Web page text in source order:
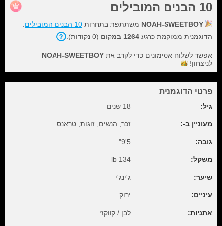
10 הבנים המובילים
NOAH-SWEETBOY משתתפת בתחרות 10 הבנים המובילים
הדוגמנית ממוקמת כרגע 1264 במקום (0 נקודות).
אפשר לשלוח אסימונים כדי לקרב את NOAH-SWEETBOY
לניצחון!
פרטי הדוגמנית
גיל: 18 שנים
מעוניין ב-: זכר, הנשים, זוגות, טראנס
גובה: 5'9"
משקל: 134 lb
שיער: ג'ינג'י
עיניים: ירוק
אתניות: לבן / קווקזי